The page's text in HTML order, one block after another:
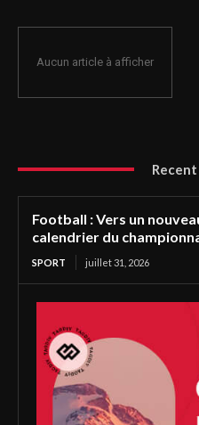
Aucun article à afficher
Football : Vers un
calendrier du
SPORT juillet 31, 2026